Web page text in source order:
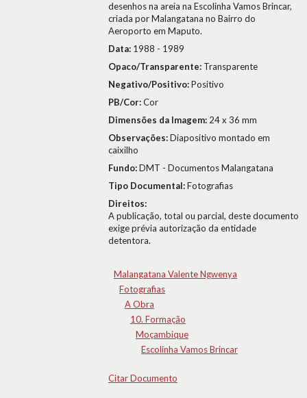
desenhos na areia na Escolinha Vamos Brincar,
criada por Malangatana no Bairro do
Aeroporto em Maputo.
Data: 1988 - 1989
Opaco/Transparente: Transparente
Negativo/Positivo:Positivo
PB/Cor:Cor
Dimensões da Imagem: 24 x 36 mm
Observações:Diapositivo montado em
caixilho
Fundo:DMT - Documentos Malangatana
Tipo Documental:Fotografias
Direitos:
A publicação, total ou parcial, deste documento
exige prévia autorização da entidade
detentora.
Malangatana Valente Ngwenya
Fotografias
A Obra
10. Formação
Moçambique
Escolinha Vamos Brincar
Citar Documento